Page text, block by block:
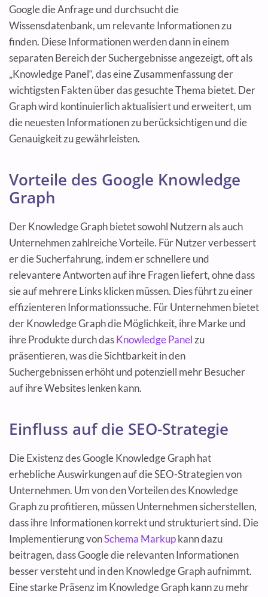
Google die Anfrage und durchsucht die
Wissensdatenbank, um relevante Informationen zu
finden. Diese Informationen werden dann in einem
separaten Bereich der Suchergebnisse angezeigt, oft als
„Knowledge Panel“, das eine Zusammenfassung der
wichtigsten Fakten über das gesuchte Thema bietet. Der
Graph wird kontinuierlich aktualisiert und erweitert, um
die neuesten Informationen zu berücksichtigen und die
Genauigkeit zu gewährleisten.
Vorteile des Google Knowledge
Graph
Der Knowledge Graph bietet sowohl Nutzern als auch
Unternehmen zahlreiche Vorteile. Für Nutzer verbessert
er die Sucherfahrung, indem er schnellere und
relevantere Antworten auf ihre Fragen liefert, ohne dass
sie auf mehrere Links klicken müssen. Dies führt zu einer
effizienteren Informationssuche. Für Unternehmen bietet
der Knowledge Graph die Möglichkeit, ihre Marke und
ihre Produkte durch dasKnowledge Panelzu
präsentieren, was die Sichtbarkeit in den
Suchergebnissen erhöht und potenziell mehr Besucher
auf ihre Websites lenken kann.
Einfluss auf die SEO-Strategie
Die Existenz des Google Knowledge Graph hat
erhebliche Auswirkungen auf die SEO-Strategien von
Unternehmen. Um von den Vorteilen des Knowledge
Graph zu profitieren, müssen Unternehmen sicherstellen,
dass ihre Informationen korrekt und strukturiert sind. Die
Implementierung vonSchema Markupkann dazu
beitragen, dass Google die relevanten Informationen
besser versteht und in den Knowledge Graph aufnimmt.
Eine starke Präsenz im Knowledge Graph kann zu mehr